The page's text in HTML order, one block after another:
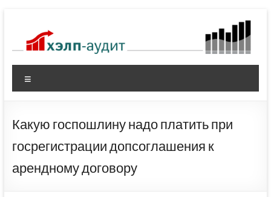
содержимому
Какую госпошлину надо платить при
госрегистрации допсоглашения к
арендному договору